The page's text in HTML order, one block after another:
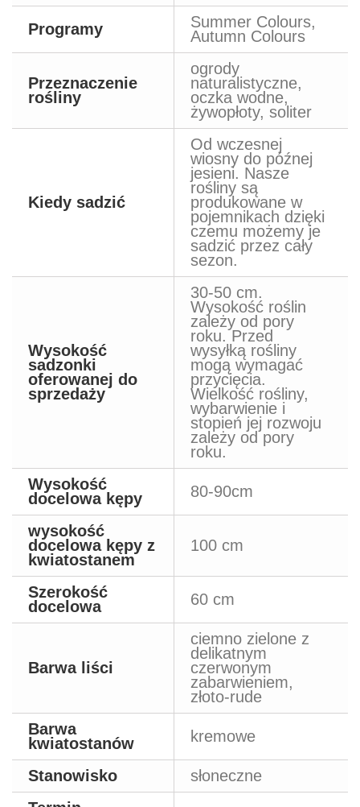
Programy
Summer Colours,
Autumn Colours
Przeznaczenie
rośliny
ogrody
naturalistyczne,
oczka wodne,
żywopłoty, soliter
Kiedy sadzić
Od wczesnej
wiosny do późnej
jesieni. Nasze
rośliny są
produkowane w
pojemnikach dzięki
czemu możemy je
sadzić przez cały
sezon.
Wysokość
sadzonki
oferowanej do
sprzedaży
30-50 cm.
Wysokość roślin
zależy od pory
roku. Przed
wysyłką rośliny
mogą wymagać
przycięcia.
Wielkość rośliny,
wybarwienie i
stopień jej rozwoju
zależy od pory
roku.
Wysokość
docelowa kępy
80-90cm
wysokość
docelowa kępy z
kwiatostanem
100 cm
Szerokość
docelowa
60 cm
Barwa liści
ciemno zielone z
delikatnym
czerwonym
zabarwieniem,
złoto-rude
Barwa
kwiatostanów
kremowe
Stanowisko
słoneczne